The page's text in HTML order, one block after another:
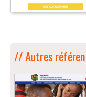
// Autres